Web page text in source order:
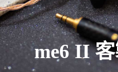
me6 II